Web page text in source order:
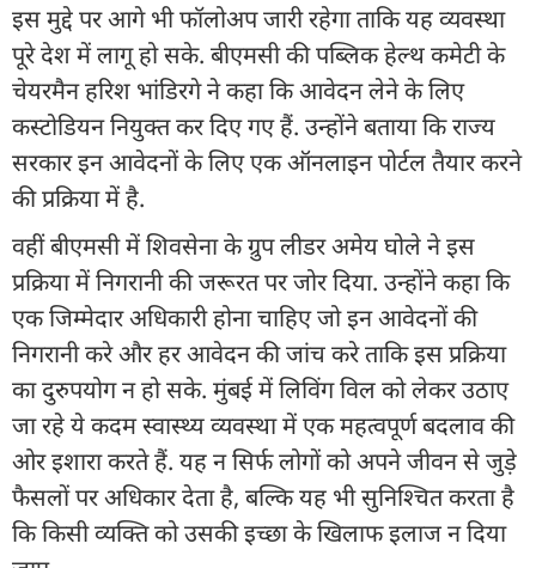
इस मुद्दे पर आगे भी फॉलोअप जारी रहेगा ताकि यह व्यवस्था
पूरे देश में लागू हो सके. बीएमसी की पब्लिक हेल्थ कमेटी के
चेयरमैन हरिश भांडिरगे ने कहा कि आवेदन लेने के लिए
कस्टोडियन नियुक्त कर दिए गए हैं. उन्होंने बताया कि राज्य
सरकार इन आवेदनों के लिए एक ऑनलाइन पोर्टल तैयार करने
की प्रक्रिया में है.
वहीं बीएमसी में शिवसेना के ग्रुप लीडर अमेय घोले ने इस
प्रक्रिया में निगरानी की जरूरत पर जोर दिया. उन्होंने कहा कि
एक जिम्मेदार अधिकारी होना चाहिए जो इन आवेदनों की
निगरानी करे और हर आवेदन की जांच करे ताकि इस प्रक्रिया
का दुरुपयोग न हो सके. मुंबई में लिविंग विल को लेकर उठाए
जा रहे ये कदम स्वास्थ्य व्यवस्था में एक महत्वपूर्ण बदलाव की
ओर इशारा करते हैं. यह न सिर्फ लोगों को अपने जीवन से जुड़े
फैसलों पर अधिकार देता है, बल्कि यह भी सुनिश्चित करता है
कि किसी व्यक्ति को उसकी इच्छा के खिलाफ इलाज न दिया